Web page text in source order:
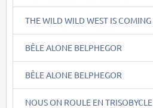
THE WILD WILD WEST IS COMING
BÊLE ALONE BELPHEGOR
BÊLE ALONE BELPHEGOR
NOUS ON ROULE EN TRISOBYCLE